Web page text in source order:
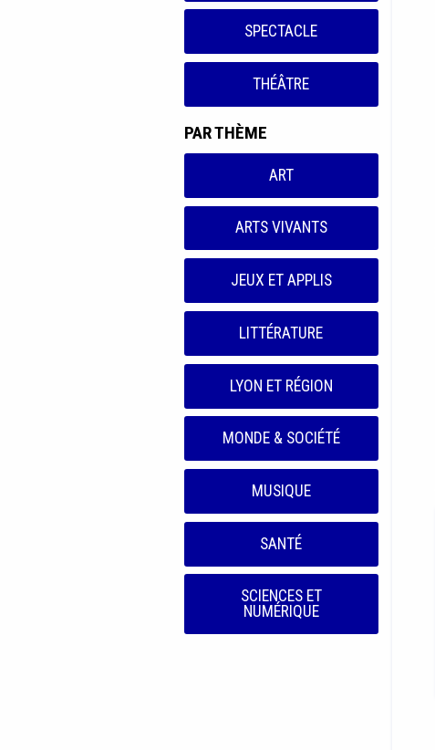
SPECTACLE
THÉÂTRE
PAR THÈME
ART
ARTS VIVANTS
JEUX ET APPLIS
LITTÉRATURE
LYON ET RÉGION
MONDE & SOCIÉTÉ
MUSIQUE
SANTÉ
SCIENCES ET
NUMÉRIQUE